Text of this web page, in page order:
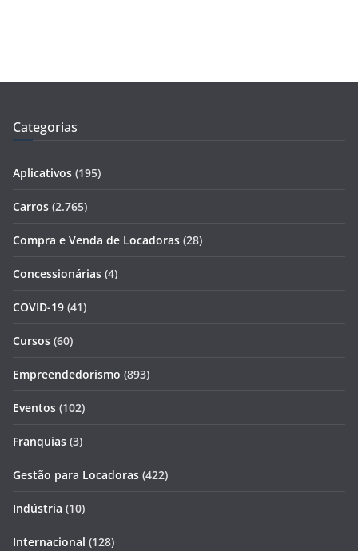
Categorias
Aplicativos (195)
Carros (2.765)
Compra e Venda de Locadoras (28)
Concessionárias (4)
COVID-19 (41)
Cursos (60)
Empreendedorismo (893)
Eventos (102)
Franquias (3)
Gestão para Locadoras (422)
Indústria (10)
Internacional (128)